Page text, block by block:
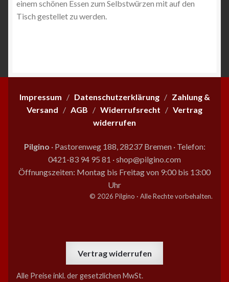
einem schönen Essen zum Selbstwürzen mit auf den
Tisch gestellet zu werden.
Impressum / Datenschutzerklärung/ Zahlung &
Versand / AGB / Widerrufsrecht / Vertrag
widerrufen
Pilgino · Pastorenweg 188, 28237 Bremen ·Telefon:
0421-83 94 95 81 ·shop@pilgino.com
Öffnungszeiten: Montag bis Freitag von 9:00 bis 13:00
Uhr
© 2026 Pilgino · Alle Rechte vorbehalten.
Vertrag widerrufen
Alle Preise inkl. der gesetzlichen MwSt.